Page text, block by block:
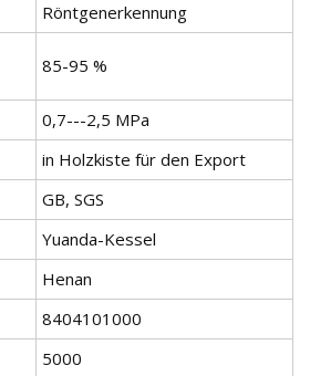
Röntgenerkennung
85-95 %
0,7---2,5 MPa
in Holzkiste für den Export
GB, SGS
Yuanda-Kessel
Henan
8404101000
5000